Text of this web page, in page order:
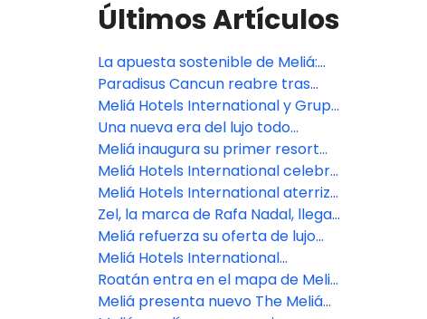
Últimos Artículos
La apuesta sostenible de Meliá:
Logros globales y un modelo de
transición energética desde
Cusco
Paradisus Cancun reabre tras
renovación de $50 millones
Meliá Hotels International y Grupo
Puntacana se unen para el
desarrollo del Paradisus Miches, el
próximo resort de lujo todo
incluido de República Dominicana
Una nueva era del lujo todo
incluido llega a Bali con la
apertura de Paradisus by Meliá
Meliá inaugura su primer resort
en Maldivas
Meliá Hotels International celebra
en FITUR su 70º aniversario,
anticipando una nueva etapa de
crecimiento sólido y sostenido a
nivel nacional e internacional
Meliá Hotels International aterriza
en el paraíso: Maldivas recibe a
Meliá Whale Lagoon
Zel, la marca de Rafa Nadal, llega
a Cozumel de la mano de Meliá
Meliá refuerza su oferta de lujo
con nuevas aperturas en 2026
Meliá Hotels International
desembarca en Cusco con su
primer hotel en la capital
Roatán entra en el mapa de Meliá
como nuevo destino de ensueño
Meliá presenta nuevo The Meliá